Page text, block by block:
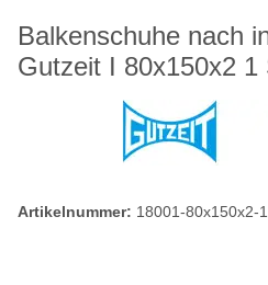
Balkenschuhe nach
Gutzeit I 80x150x2 1
Artikelnummer: 18001-80x150x2-1